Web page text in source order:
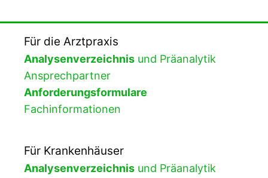
Für die Arztpraxis
Analysenverzeichnis und Präanalytik
Ansprechpartner
Anforderungsformulare
Fachinformationen
Für Krankenhäuser
Analysenverzeichnis und Präanalytik